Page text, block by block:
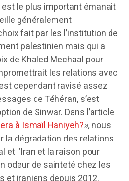
est le plus important émanait
généralement
fait par les l’institution de
palestinien mais qui a
de Khaled Mechaal pour
les relations avec
cependant ravisé assez
de Téhéran, s’est
de Sinwar. Dans l’article
à Ismaïl Haniyeh?», nous
la dégradation des relations
et l’Iran et la raison pour
odeur de sainteté chez les